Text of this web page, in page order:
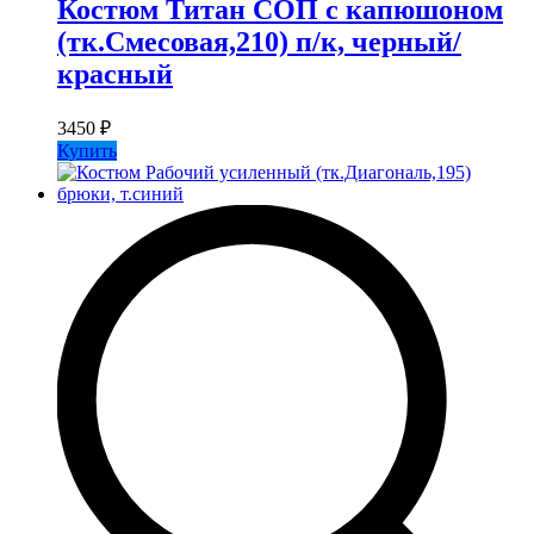
Костюм Титан СОП с капюшоном
(тк.Смесовая,210) п/к, черный/
красный
3450 ₽
Купить